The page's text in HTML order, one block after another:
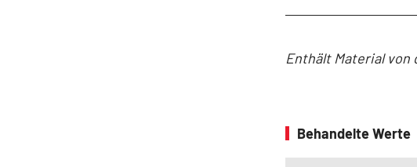
Enthält Material von
Behandelte Werte